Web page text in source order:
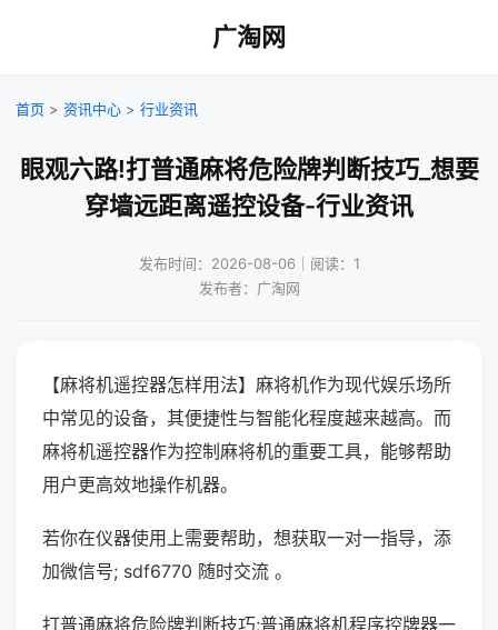
广淘网
首页 > 资讯中心 > 行业资讯
眼观六路!打普通麻将危险牌判断技巧_想要
穿墙远距离遥控设备-行业资讯
发布时间：2026-08-06｜阅读：1
发布者：广淘网
【麻将机遥控器怎样用法】麻将机作为现代娱乐场所
中常见的设备，其便捷性与智能化程度越来越高。而
麻将机遥控器作为控制麻将机的重要工具，能够帮助
用户更高效地操作机器。
若你在仪器使用上需要帮助，想获取一对一指导，添
加微信号; sdf6770 随时交流 。
打普通麻将危险牌判断技巧;普通麻将机程序控牌器一